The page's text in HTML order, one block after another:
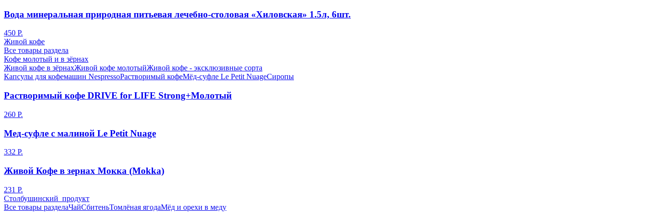
Вода минеральная природная питьевая лечебно-столовая «Хиловская» 1.5л, 6шт.
450 Р.
Живой кофе
Все товары раздела
Кофе молотый и в зёрнах
Живой кофе в зёрнахЖивой кофе молотыйЖивой кофе - эксклюзивные сорта
Капсулы для кофемашин NespressoРастворимый кофеМёд-суфле Le Petit NuageСиропы
Растворимый кофе DRIVE for LIFE Strong+Молотый
260 Р.
Мед-суфле с малиной Le Petit Nuage
332 Р.
Живой Кофе в зернах Мокка (Mokka)
231 Р.
Столбушинский продукт
Все товары разделаЧайСбитеньТомлёная ягодаМёд и орехи в меду